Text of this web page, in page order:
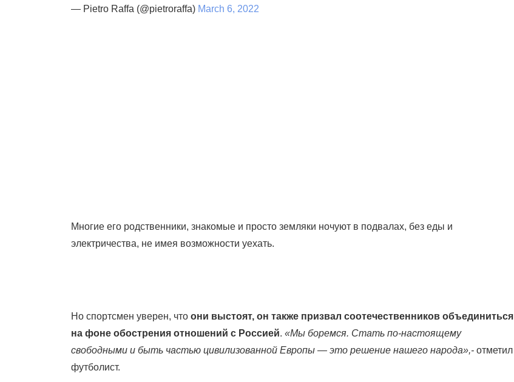
— Pietro Raffa (@pietroraffa) March 6, 2022
Многие его родственники, знакомые и просто земляки ночуют в подвалах, без еды и
электричества, не имея возможности уехать.
Но спортсмен уверен, что они выстоят, он также призвал соотечественников объединиться
на фоне обострения отношений с Россией. «Мы боремся. Стать по-настоящему
свободными и быть частью цивилизованной Европы — это решение нашего народа»,- отметил
футболист.